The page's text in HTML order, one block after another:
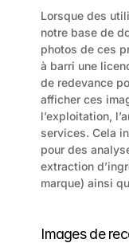
Lorsque des
notre base de
photos de ces
à barri une
de redevance
afficher ces
l’exploitation,
services. Cela
pour des
extraction
marque) ainsi
Images de